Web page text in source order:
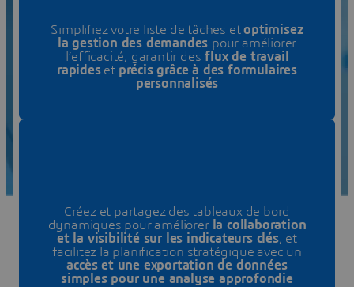
Simplifiez votre liste de tâches etoptimisez
la gestion des demandes pour améliorer
l’efficacité, garantir des flux de travail
rapideset précis grâce à des formulaires
personnalisés
Créez et partagez des tableaux de bord
dynamiques pour améliorer la collaboration
et la visibilité sur les indicateurs clés, et
facilitez la planification stratégique avec un
accès et une exportation de données
simples pour une analyse approfondie